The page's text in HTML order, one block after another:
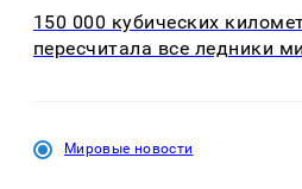
150 000 кубических
пересчитала все ледники
Мировые новости